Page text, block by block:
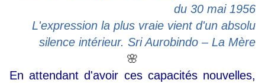
du 30 mai 1956
L'expression la plus vraie vient d'un absolu
silence intérieur. Sri Aurobindo – La Mère
🌸
En attendant d'avoir ces capacités nouvelles,